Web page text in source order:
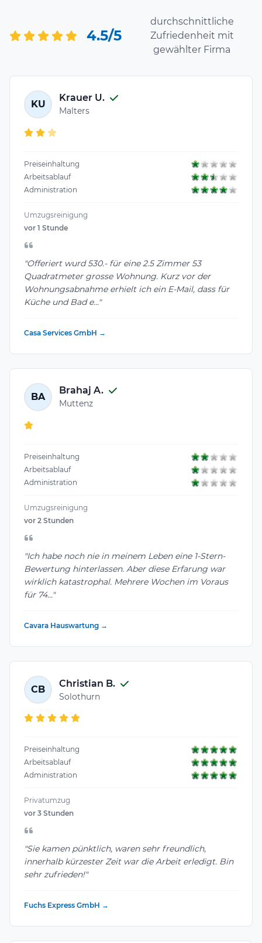
4.5/5
durchschnittliche
Zufriedenheit mit
gewählter Firma
KU
Krauer U.
Malters
Preiseinhaltung
Arbeitsablauf
Administration
Umzugsreinigung
vor 1 Stunde
"Offeriert wurd 530.- für eine 2.5 Zimmer 53
Quadratmeter grosse Wohnung. Kurz vor der
Wohnungsabnahme erhielt ich ein E-Mail, dass für
Küche und Bad e..."
Casa Services GmbH →
BA
Brahaj A.
Muttenz
Preiseinhaltung
Arbeitsablauf
Administration
Umzugsreinigung
vor 2 Stunden
"Ich habe noch nie in meinem Leben eine 1-Stern-
Bewertung hinterlassen. Aber diese Erfarung war
wirklich katastrophal. Mehrere Wochen im Voraus
für 74..."
Cavara Hauswartung →
CB
Christian B.
Solothurn
Preiseinhaltung
Arbeitsablauf
Administration
Privatumzug
vor 3 Stunden
"Sie kamen pünktlich, waren sehr freundlich,
innerhalb kürzester Zeit war die Arbeit erledigt. Bin
sehr zufrieden!"
Fuchs Express GmbH →